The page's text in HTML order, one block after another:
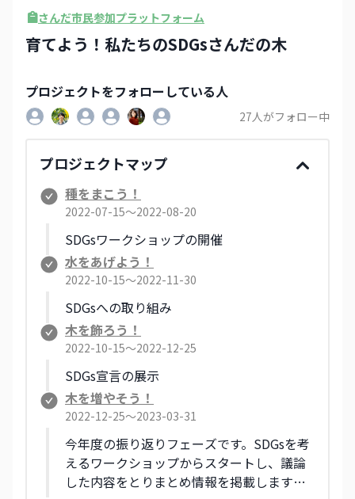
さんだ市民参加プラットフォーム
育てよう！私たちのSDGsさんだの木
プロジェクトをフォローしている人
27人がフォロー中
プロジェクトマップ
種をまこう！
2022-07-15〜2022-08-20
SDGsワークショップの開催
水をあげよう！
2022-10-15〜2022-11-30
SDGsへの取り組み
木を飾ろう！
2022-10-15〜2022-12-25
SDGs宣言の展示
木を増やそう！
2022-12-25〜2023-03-31
今年度の振り返りフェーズです。SDGsを考
えるワークショップからスタートし、議論
した内容をとりまとめ情報を掲載します。